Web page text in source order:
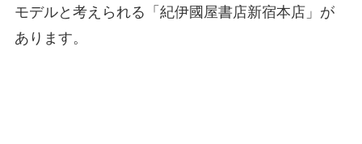
モデルと考えられる「紀伊國屋書店新宿本店」が
あります。